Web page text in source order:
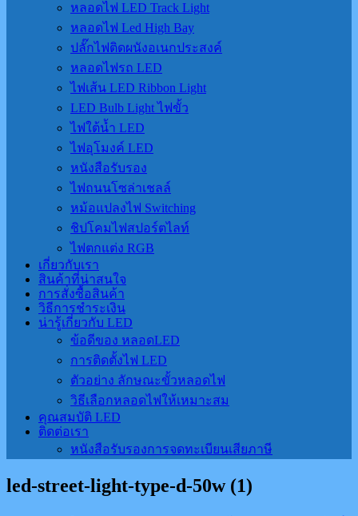
หลอดไฟ LED Track Light
หลอดไฟ Led High Bay
ปลั๊กไฟติดผนังอเนกประสงค์
หลอดไฟรถ LED
ไฟเส้น LED Ribbon Light
LED Bulb Light ไฟขั้ว
ไฟใต้น้ำ LED
ไฟอุโมงค์ LED
หนังสือรับรอง
ไฟถนนโซล่าเชลล์
หม้อแปลงไฟ Switching
ชิปโคมไฟสปอร์ตไลท์
ไฟตกแต่ง RGB
เกี่ยวกับเรา
สินค้าที่น่าสนใจ
การสั่งซื้อสินค้า
วิธีการชำระเงิน
น่ารู้เกี่ยวกับ LED
ข้อดีของ หลอดLED
การติดตั้งไฟ LED
ตัวอย่าง ลักษณะขั้วหลอดไฟ
วิธีเลือกหลอดไฟให้เหมาะสม
คุณสมบัติ LED
ติดต่อเรา
หนังสือรับรองการจดทะเบียนเสียภาษี
led-street-light-type-d-50w (1)